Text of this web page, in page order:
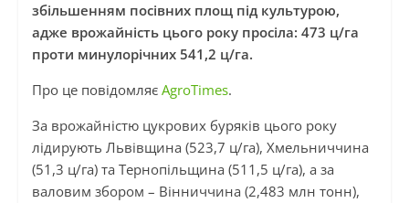
збільшенням посівних площ під культурою,
адже врожайність цього року просіла: 473 ц/га
проти минулорічних 541,2 ц/га.
Про це повідомляє AgroTimes.
За врожайністю цукрових буряків цього року
лідирують Львівщина (523,7 ц/га), Хмельниччина
(51,3 ц/га) та Тернопільщина (511,5 ц/га), а за
валовим збором – Вінниччина (2,483 млн тонн),